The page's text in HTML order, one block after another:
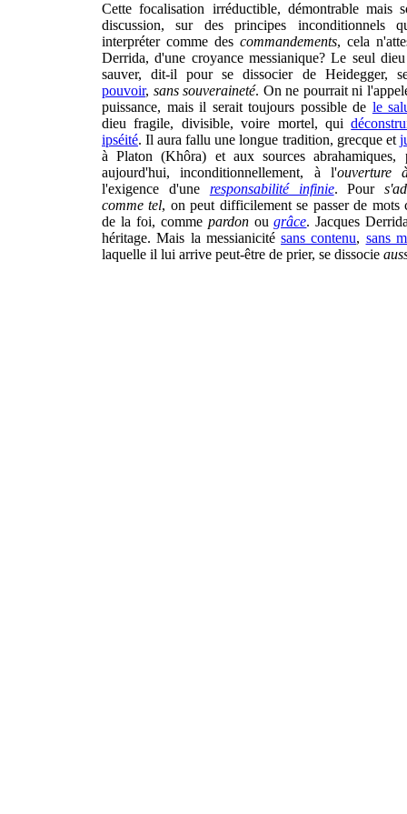
Cette focalisation irréductible, démontrable mais
discussion, sur des principes inconditionnels
interpréter comme des commandements, cela
Derrida, d'une croyance messianique? Le seul
sauver, dit-il pour se dissocier de Heidegger,
pouvoir, sans souveraineté. On ne pourrait ni
puissance, mais il serait toujours possible de le
dieu fragile, divisible, voire mortel, qui
ipséité. Il aura fallu une longue tradition, grecque et
à Platon (Khôra) et aux sources abrahamiques,
aujourd'hui, inconditionnellement, à l'ouverture
l'exigence d'une responsabilité infinie. Pour
comme tel, on peut difficilement se passer de mots
de la foi, comme pardonougrâce. Jacques
héritage. Mais la messianicité sans contenu, sans
laquelle il lui arrive peut-être de prier, se dissocie